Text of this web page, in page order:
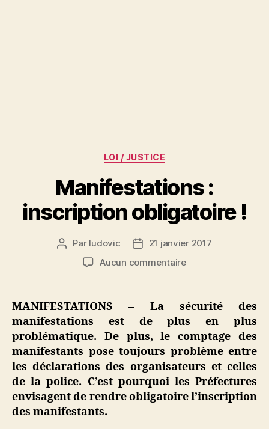
Catégories
LOI / JUSTICE
Manifestations :
inscription obligatoire !
Auteur
l’article
Par ludovic
Date21 janvier 2017
Aucun commentairesur
inscription
!
MANIFESTATIONS – La sécurité des
manifestations est de plus en plus
problématique. De plus, le comptage des
manifestants pose toujours problème entre
les déclarations des organisateurs et celles
de la police. C’est pourquoi les Préfectures
envisagent de rendre obligatoire l’inscription
des manifestants.